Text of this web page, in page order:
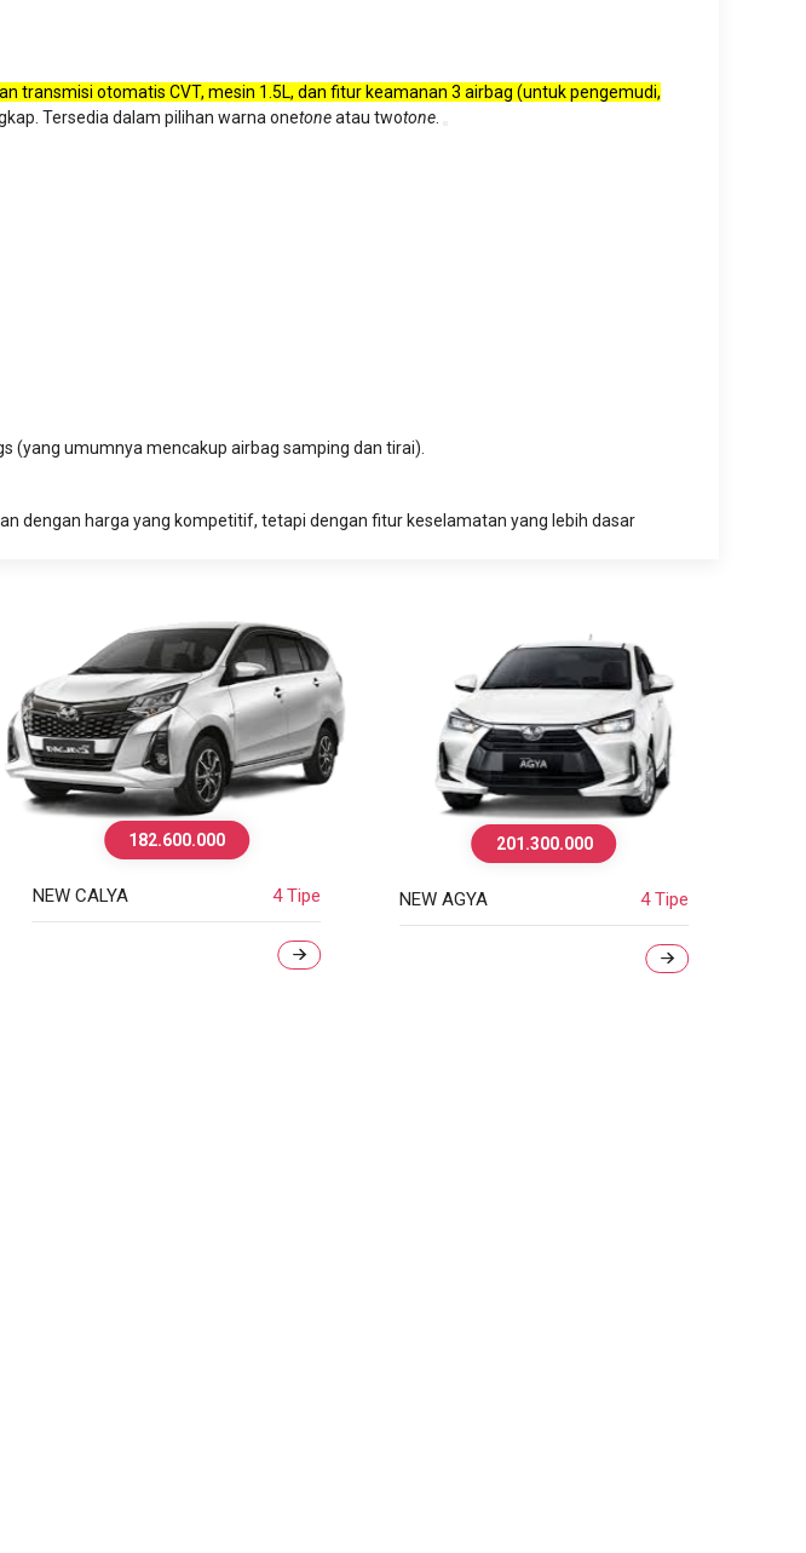
transmisi otomatis CVT, mesin 1.5L, dan fitur keamanan 3 airbag (untuk pengemudi,
Tersedia dalam pilihan warna onetoneatau twotone
(yang umumnya mencakup airbag samping dan tirai).
dengan harga yang kompetitif, tetapi dengan fitur keselamatan yang lebih dasar
201.300.000
NEW AGYA 4 Tipe
261.000.000
AVANZA